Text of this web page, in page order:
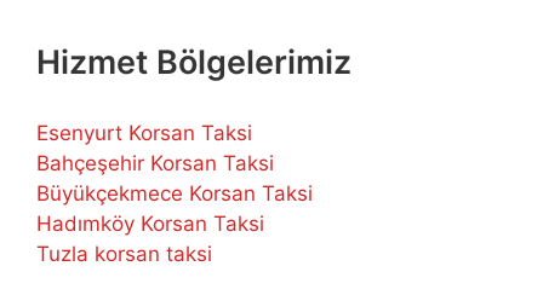
Hizmet Bölgelerimiz
Esenyurt Korsan Taksi
Bahçeşehir Korsan Taksi
Büyükçekmece Korsan Taksi
Hadımköy Korsan Taksi
Tuzla korsan taksi